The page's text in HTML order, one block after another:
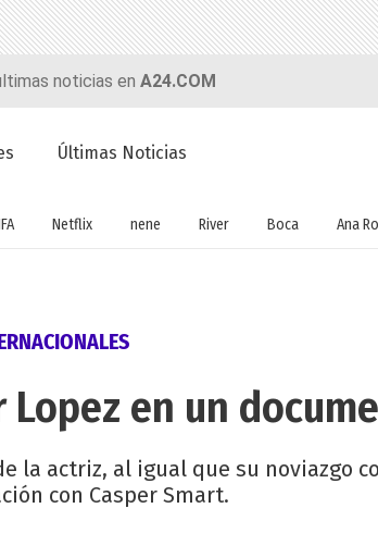
noticias en A24.COM
Últimas Noticias
Netflix nene River Boca Ana
en un
actriz, al igual que su noviazgo
con Casper Smart.